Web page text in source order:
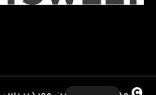
مدعوم بفخر من ووردبريس